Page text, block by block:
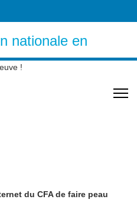
du CFA de faire peau